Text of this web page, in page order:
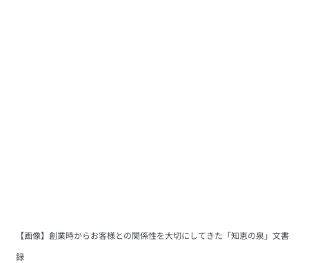
【画像】創業時からお客様との関係性を大切にしてきた「知恵の泉」文書
録